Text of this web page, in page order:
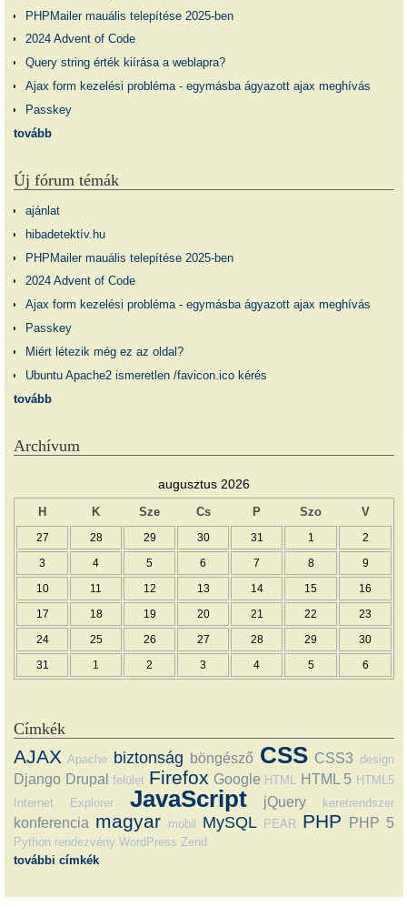
PHPMailer mauális telepítése 2025-ben
2024 Advent of Code
Query string érték kiírása a weblapra?
Ajax form kezelési probléma - egymásba ágyazott ajax meghívás
Passkey
tovább
Új fórum témák
ajánlat
hibadetektív.hu
PHPMailer mauális telepítése 2025-ben
2024 Advent of Code
Ajax form kezelési probléma - egymásba ágyazott ajax meghívás
Passkey
Miért létezik még ez az oldal?
Ubuntu Apache2 ismeretlen /favicon.ico kérés
tovább
Archívum
augusztus 2026
H K Sze Cs P Szo V
27 28 29 30 31 1 2
3 4 5 6 7 8 9
10 11 12 13 14 15 16
17 18 19 20 21 22 23
24 25 26 27 28 29 30
31 1 2 3 4 5 6
Címkék
AJAX Apache biztonság böngésző CSS CSS3 design
Django Drupal felület Firefox Google HTML HTML 5 HTML5
Internet Explorer
JavaScript jQuery keretrendszer
konferencia magyar mobil MySQL PEAR PHP PHP 5
Python rendezvény WordPress Zend
további címkék